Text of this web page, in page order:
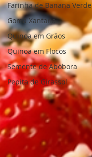
Farinha de Banana Verde
Goma Xantana
Quinoa em Grãos
Quinoa em Flocos
Semente de Abóbora
Pepita de Girassol